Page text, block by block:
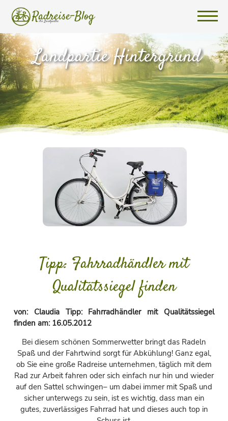
Landpartie Hintergrund
Tipp: Fahrradhändler mit
Qualitätssiegel finden
von: Claudia Tipp: Fahrradhändler mit Qualitätssiegel
finden am: 16.05.2012
Bei diesem schönen Sommerwetter bringt das Radeln
Spaß und der Fahrtwind sorgt für Abkühlung! Ganz egal,
ob Sie eine große Radreise unternehmen, täglich mit dem
Rad zur Arbeit fahren oder sich einfach nur hin und wieder
auf den Sattel schwingen– um dabei immer mit Spaß und
sicher unterwegs zu sein, ist es wichtig, dass man ein
gutes, zuverlässiges Fahrrad hat und dieses auch top in